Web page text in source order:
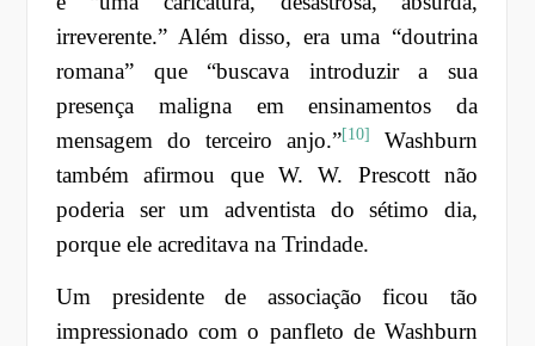
irreverente.” Além disso, era uma “doutrina
romana” que “buscava introduzir a sua
presença maligna em ensinamentos da
mensagem do terceiro anjo.”[10]
Washburn
também afirmou que W. W. Prescott não
poderia ser um adventista do sétimo dia,
porque ele acreditava na Trindade.
Um presidente de associação ficou tão
impressionado com o panfleto de Washburn